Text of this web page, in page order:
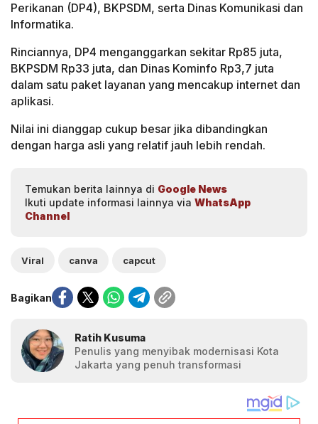
Perikanan (DP4), BKPSDM, serta Dinas Komunikasi dan
Informatika.
Rinciannya, DP4 menganggarkan sekitar Rp85 juta,
BKPSDM Rp33 juta, dan Dinas Kominfo Rp3,7 juta
dalam satu paket layanan yang mencakup internet dan
aplikasi.
Nilai ini dianggap cukup besar jika dibandingkan
dengan harga asli yang relatif jauh lebih rendah.
Temukan berita lainnya di Google News
Ikuti update informasi lainnya via WhatsApp
Channel
Viral canva capcut
Bagikan
Ratih Kusuma
Penulis yang menyibak modernisasi Kota
Jakarta yang penuh transformasi